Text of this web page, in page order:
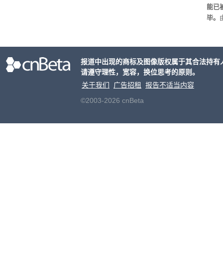
能已
毕。
能。
报道中出现的商标及图像版权属于其合法持
请遵守理性，宽容，换位思考的原则。
关于我们
广告招租
报告不适当内容
©2003-2026 cnBeta